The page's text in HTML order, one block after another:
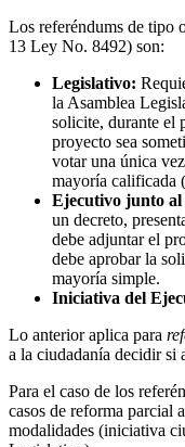
Los referéndums de tipo
13 Ley No. 8492) son:
Legislativo:
la Asamblea
solicite, durante el
proyecto sea
votar una única
mayoría calificada
Ejecutivo junto al
un decreto,
debe adjuntar el
debe aprobar la
mayoría simple.
Iniciativa del
Lo anterior aplica para
a la ciudadanía decidir si
Para el caso de los
casos de reforma parcial
modalidades (iniciativa